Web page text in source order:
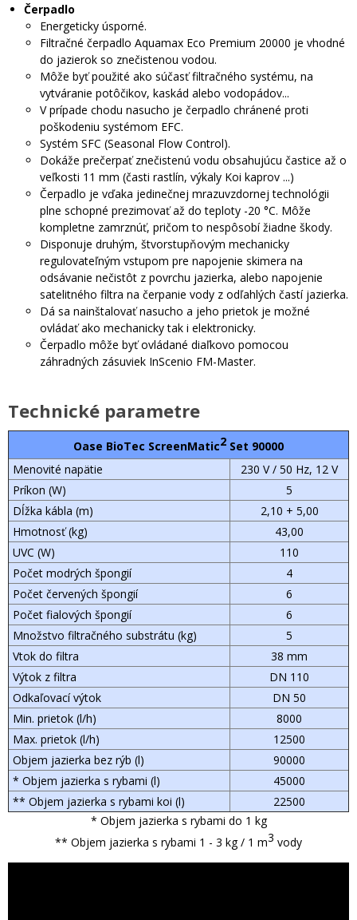
Čerpadlo
Energeticky úsporné.
Filtračné čerpadlo Aquamax Eco Premium 20000 je vhodné
do jazierok so znečistenou vodou.
Môže byť použité ako súčasť filtračného systému, na
vytváranie potôčikov, kaskád alebo vodopádov...
V prípade chodu nasucho je čerpadlo chránené proti
poškodeniu systémom EFC.
Systém SFC (Seasonal Flow Control).
Dokáže prečerpať znečistenú vodu obsahujúcu častice až o
veľkosti 11 mm (časti rastlín, výkaly Koi kaprov ...)
Čerpadlo je vďaka jedinečnej mrazuvzdornej technológii
plne schopné prezimovať až do teploty -20 °C. Môže
kompletne zamrznúť, pričom to nespôsobí žiadne škody.
Disponuje druhým, štvorstupňovým mechanicky
regulovateľným vstupom pre napojenie skimera na
odsávanie nečistôt z povrchu jazierka, alebo napojenie
satelitného filtra na čerpanie vody z odľahlých častí jazierka.
Dá sa nainštalovať nasucho a jeho prietok je možné
ovládať ako mechanicky tak i elektronicky.
Čerpadlo môže byť ovládané diaľkovo pomocou
záhradných zásuviek InScenio FM-Master.
Technické parametre
Oase BioTec ScreenMatic2 Set 90000
Menovité napätie
230 V / 50 Hz, 12 V
Príkon (W)
5
Dĺžka kábla (m)
2,10 + 5,00
Hmotnosť (kg)
43,00
UVC (W)
110
Počet modrých špongií
4
Počet červených špongií
6
Počet fialových špongií
6
Množstvo filtračného substrátu (kg)
5
Vtok do filtra
38 mm
Výtok z filtra
DN 110
Odkaľovací výtok
DN 50
Min. prietok (l/h)
8000
Max. prietok (l/h)
12500
Objem jazierka bez rýb (l)
90000
* Objem jazierka s rybami (l)
45000
** Objem jazierka s rybami koi (l)
22500
* Objem jazierka s rybami do 1 kg
** Objem jazierka s rybami 1 - 3 kg / 1 m3 vody